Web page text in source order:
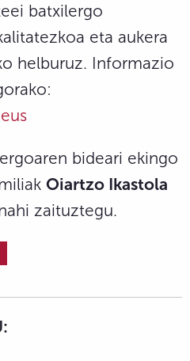
batxilergo
eta aukera
helburuz. Informazio
bideari ekingo
Oiartzo Ikastola
zaituztegu.